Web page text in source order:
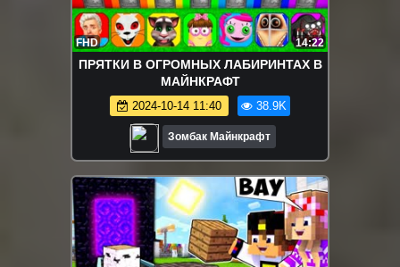
FHD 14:22
ПРЯТКИ В ОГРОМНЫХ ЛАБИРИНТАХ В
МАЙНКРАФТ
2024-10-14 11:40 38.9K
Зомбак Майнкрафт